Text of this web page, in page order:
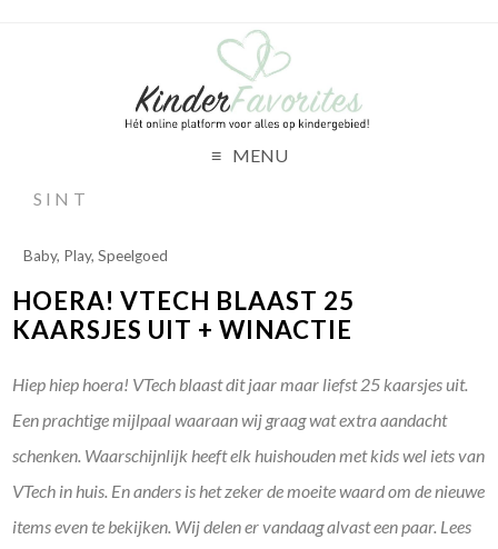
MENU
SINT
Baby, Play,Speelgoed
HOERA! VTECH BLAAST 25
KAARSJES UIT + WINACTIE
Hiep hiep hoera! VTech blaast dit jaar maar liefst 25 kaarsjes uit.
Een prachtige mijlpaal waaraan wij graag wat extra aandacht
schenken. Waarschijnlijk heeft elk huishouden met kids wel iets van
VTech in huis. En anders is het zeker de moeite waard om de nieuwe
items even te bekijken. Wij delen er vandaag alvast een paar. Lees